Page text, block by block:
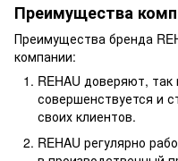
Преимущества
Преимущества бренда
компании:
REHAU доверяют, так
совершенствуется и
своих клиентов.
REHAU регулярно